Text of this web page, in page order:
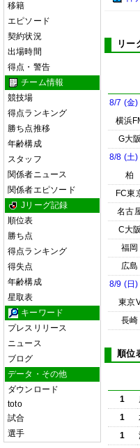
移籍
エピソード
契約状況
出場時間
得点・警告
チーム情報
競技場
得点ランキング
勝ち点推移
年齢構成
スタッフ
関係者ニュース
関係者エピソード
Jリーグ記録
順位表
勝ち点
得点ランキング
得失点
年齢構成
星取表
キーワード
プレスリリース
ニュース
ブログ
データ・その他
ダウンロード
toto
試合
選手
リー
8/7 (金)
横浜
G大阪
8/8 (土)
柏
FC東
名古
C大阪
福岡
広島
8/9 (日)
東京
長崎
順位
1
1
1